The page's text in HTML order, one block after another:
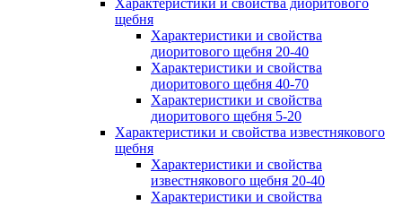
Характеристики и свойства диоритового
щебня
Характеристики и свойства
диоритового щебня 20-40
Характеристики и свойства
диоритового щебня 40-70
Характеристики и свойства
диоритового щебня 5-20
Характеристики и свойства известнякового
щебня
Характеристики и свойства
известнякового щебня 20-40
Характеристики и свойства